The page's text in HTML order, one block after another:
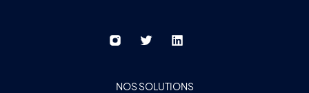
NOS SOLUTIONS